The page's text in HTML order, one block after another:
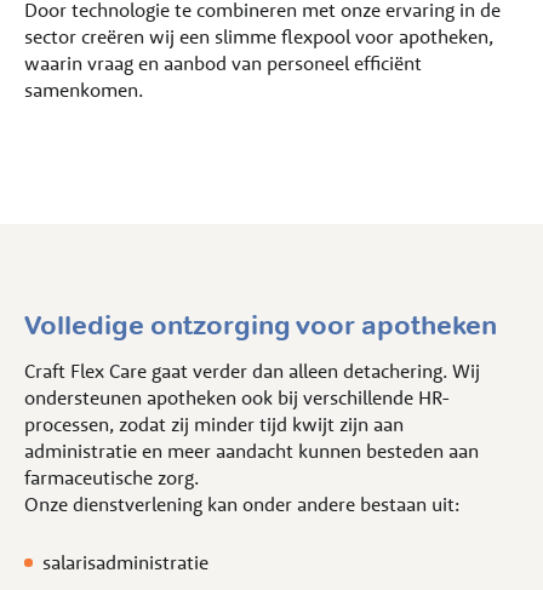
Door technologie te combineren met onze ervaring in de
sector creëren wij een slimme flexpool voor apotheken,
waarin vraag en aanbod van personeel efficiënt
samenkomen.
Volledige ontzorging voor apotheken
Craft Flex Care gaat verder dan alleen detachering. Wij
ondersteunen apotheken ook bij verschillende HR-
processen, zodat zij minder tijd kwijt zijn aan
administratie en meer aandacht kunnen besteden aan
farmaceutische zorg.
Onze dienstverlening kan onder andere bestaan uit:
salarisadministratie